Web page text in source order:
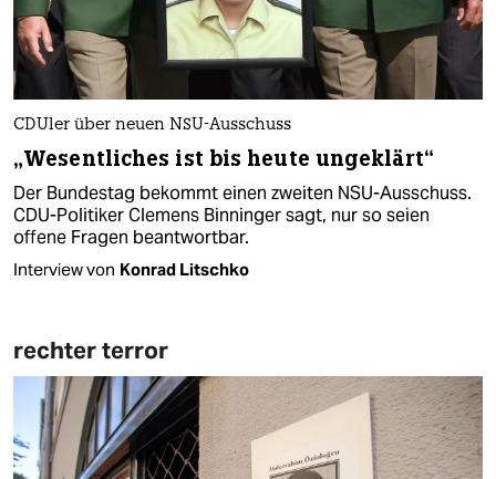
CDUler über neuen NSU-Ausschuss
„Wesentliches ist bis heute ungeklärt“
Der Bundestag bekommt einen zweiten NSU-Ausschuss.
CDU-Politiker Clemens Binninger sagt, nur so seien
offene Fragen beantwortbar.
Interview von Konrad Litschko
rechter terror